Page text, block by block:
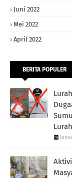
Juni 2022
Mei 2022
April 2022
BERITA POPULER